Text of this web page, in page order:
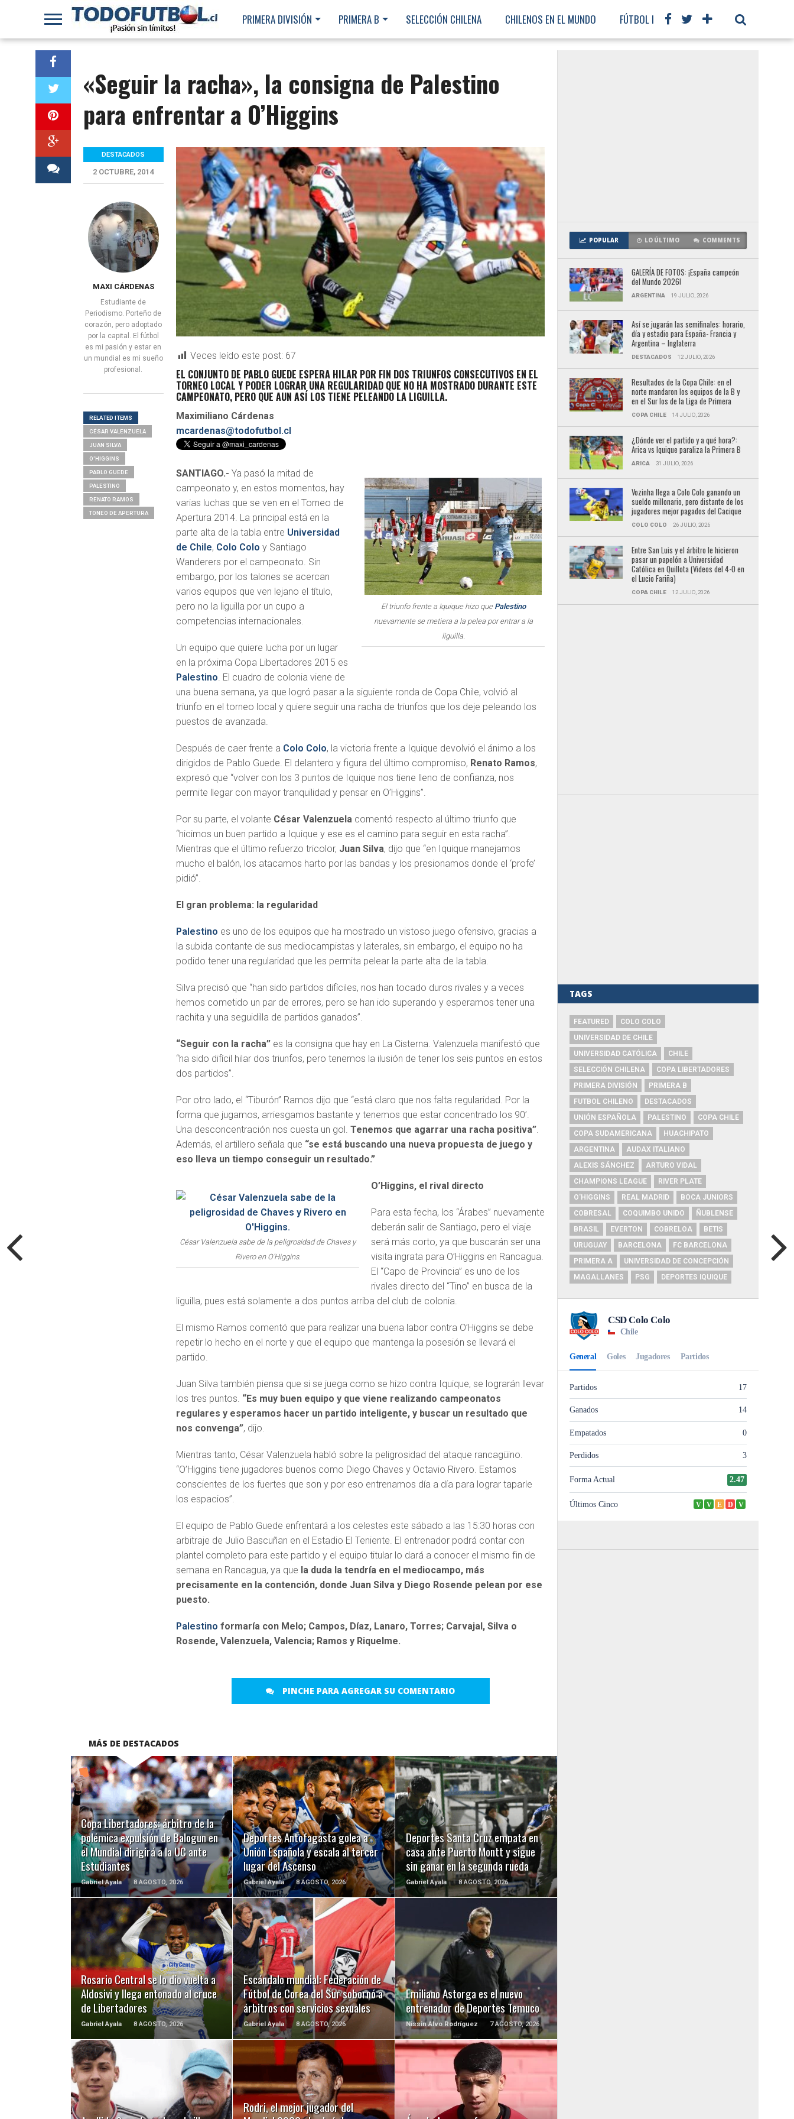
PRIMERA DIVISIÓN PRIMERA B SELECCIÓN CHILENA CHILENOS EN EL MUNDO FÚTBOL INTERNACIONAL
«Seguir la racha», la consigna de Palestino
para enfrentar a O’Higgins
Veces leído este post: 67
EL CONJUNTO DE PABLO GUEDE ESPERA HILAR POR FIN DOS TRIUNFOS CONSECUTIVOS EN EL
TORNEO LOCAL Y PODER LOGRAR UNA REGULARIDAD QUE NO HA MOSTRADO DURANTE ESTE
CAMPEONATO, PERO QUE AUN ASÍ LOS TIENE PELEANDO LA LIGUILLA.
Maximiliano Cárdenas
mcardenas@todofutbol.cl
El triunfo frente a Iquique hizo que Palestino
nuevamente se metiera a la pelea por entrar a la
liguilla.
SANTIAGO.-Ya pasó la mitad de
campeonato y, en estos momentos, hay
varias luchas que se ven en el Torneo de
Apertura 2014. La principal está en la
parte alta de la tabla entre Universidad
de Chile, Colo Colo y Santiago
Wanderers por el campeonato. Sin
embargo, por los talones se acercan
varios equipos que ven lejano el título,
pero no la liguilla por un cupo a
competencias internacionales.
Un equipo que quiere lucha por un lugar
en la próxima Copa Libertadores 2015 es
Palestino. El cuadro de colonia viene de
una buena semana, ya que logró pasar a la siguiente ronda de Copa Chile, volvió al
triunfo en el torneo local y quiere seguir una racha de triunfos que los deje peleando los
puestos de avanzada.
Después de caer frente a Colo Colo, la victoria frente a Iquique devolvió el ánimo a los
dirigidos de Pablo Guede. El delantero y figura del último compromiso, Renato Ramos,
expresó que “volver con los 3 puntos de Iquique nos tiene lleno de confianza, nos
permite llegar con mayor tranquilidad y pensar en O’Higgins”.
Por su parte, el volante César Valenzuela comentó respecto al último triunfo que
“hicimos un buen partido a Iquique y ese es el camino para seguir en esta racha”.
Mientras que el último refuerzo tricolor, Juan Silva, dijo que “en Iquique manejamos
mucho el balón, los atacamos harto por las bandas y los presionamos donde el ‘profe’
pidió”.
El gran problema: la regularidad
Palestino es uno de los equipos que ha mostrado un vistoso juego ofensivo, gracias a
la subida contante de sus mediocampistas y laterales, sin embargo, el equipo no ha
podido tener una regularidad que les permita pelear la parte alta de la tabla.
Silva precisó que “han sido partidos difíciles, nos han tocado duros rivales y a veces
hemos cometido un par de errores, pero se han ido superando y esperamos tener una
rachita y una seguidilla de partidos ganados”.
“Seguir con la racha” es la consigna que hay en La Cisterna. Valenzuela manifestó que
“ha sido difícil hilar dos triunfos, pero tenemos la ilusión de tener los seis puntos en estos
dos partidos”.
Por otro lado, el “Tiburón” Ramos dijo que “está claro que nos falta regularidad. Por la
forma que jugamos, arriesgamos bastante y tenemos que estar concentrado los 90’.
Una desconcentración nos cuesta un gol.Tenemos que agarrar una racha positiva”.
Además, el artillero señala que “se está buscando una nueva propuesta de juego y
eso lleva un tiempo conseguir un resultado.”
César Valenzuela sabe de la peligrosidad de Chaves y
Rivero en O’Higgins.
O’Higgins, el rival directo
Para esta fecha, los “Árabes” nuevamente
deberán salir de Santiago, pero el viaje
será más corto, ya que buscarán ser una
visita ingrata para O’Higgins en Rancagua.
El “Capo de Provincia” es uno de los
rivales directo del “Tino” en busca de la
liguilla, pues está solamente a dos puntos arriba del club de colonia.
El mismo Ramos comentó que para realizar una buena labor contra O’Higgins se debe
repetir lo hecho en el norte y que el equipo que mantenga la posesión se llevará el
partido.
Juan Silva también piensa que si se juega como se hizo contra Iquique, se lograrán llevar
los tres puntos. “Es muy buen equipo y que viene realizando campeonatos
regulares y esperamos hacer un partido inteligente, y buscar un resultado que
nos convenga”, dijo.
Mientras tanto, César Valenzuela habló sobre la peligrosidad del ataque rancagüino.
“O’Higgins tiene jugadores buenos como Diego Chaves y Octavio Rivero. Estamos
conscientes de los fuertes que son y por eso entrenamos día a día para lograr taparle
los espacios”.
El equipo de Pablo Guede enfrentará a los celestes este sábado a las 15:30 horas con
arbitraje de Julio Bascuñan en el Estadio El Teniente. El entrenador podrá contar con
plantel completo para este partido y el equipo titular lo dará a conocer el mismo fin de
semana en Rancagua, ya que la duda la tendría en el mediocampo, más
precisamente en la contención, donde Juan Silva y Diego Rosende pelean por ese
puesto.
Palestino formaría con Melo; Campos, Díaz, Lanaro, Torres; Carvajal, Silva o
Rosende, Valenzuela, Valencia; Ramos y Riquelme.
PINCHE PARA AGREGAR SU COMENTARIO
DESTACADOS
2 OCTUBRE, 2014
MAXI CÁRDENAS
Estudiante de
Periodismo. Porteño de
corazón, pero adoptado
por la capital. El fútbol
es mi pasión y estar en
un mundial es mi sueño
profesional.
RELATED ITEMS
CÉSAR VALENZUELA
JUAN SILVA
O'HIGGINS
PABLO GUEDE
PALESTINO
RENATO RAMOS
TONEO DE APERTURA
MÁS DE DESTACADOS
Copa Libertadores: árbitro de la
polémica expulsión de Balogun en
el Mundial dirigirá a la UC ante
Estudiantes
Gabriel Ayala 8 AGOSTO, 2026
LEER MÁS
Deportes Antofagasta golea a
Unión Española y escala al tercer
lugar del Ascenso
Gabriel Ayala 8 AGOSTO, 2026
LEER MÁS
Deportes Santa Cruz empata en
casa ante Puerto Montt y sigue
sin ganar en la segunda rueda
Gabriel Ayala 8 AGOSTO, 2026
LEER MÁS
Rosario Central se lo dio vuelta a
Aldosivi y llega entonado al cruce
de Libertadores
Gabriel Ayala 8 AGOSTO, 2026
LEER MÁS
Escándalo mundial: Federación de
Fútbol de Corea del Sur sobornó a
árbitros con servicios sexuales
Gabriel Ayala 8 AGOSTO, 2026
LEER MÁS
Emiliano Astorga es el nuevo
entrenador de Deportes Temuco
Nissin Alvo Rodríguez 7 AGOSTO, 2026
LEER MÁS
LEER MÁS
Rodri, el mejor jugador del
LEER MÁS LEER MÁS
POPULAR LO ÚLTIMO COMMENTS
GALERÍA DE FOTOS: ¡España campeón
del Mundo 2026!
ARGENTINA 19 JULIO, 2026
Así se jugarán las semifinales: horario,
día y estadio para España- Francia y
Argentina – Inglaterra
DESTACADOS 12 JULIO, 2026
Resultados de la Copa Chile: en el
norte mandaron los equipos de la B y
en el Sur los de la Liga de Primera
COPA CHILE 14 JULIO, 2026
¿Dónde ver el partido y a qué hora?:
Arica vs Iquique paraliza la Primera B
ARICA 31 JULIO, 2026
Vozinha llega a Colo Colo ganando un
sueldo millonario, pero distante de los
jugadores mejor pagados del Cacique
COLO COLO 26 JULIO, 2026
Entre San Luis y el árbitro le hicieron
pasar un papelón a Universidad
Católica en Quillota (Videos del 4-0 en
el Lucio Fariña)
COPA CHILE 12 JULIO, 2026
TAGS
FEATURED
COLO COLO
UNIVERSIDAD DE CHILE
UNIVERSIDAD CATÓLICA
CHILE
SELECCIÓN CHILENA
COPA LIBERTADORES
PRIMERA DIVISIÓN
PRIMERA B
FUTBOL CHILENO
DESTACADOS
UNIÓN ESPAÑOLA
PALESTINO
COPA CHILE
COPA SUDAMERICANA
HUACHIPATO
ARGENTINA
AUDAX ITALIANO
ALEXIS SÁNCHEZ
ARTURO VIDAL
CHAMPIONS LEAGUE
RIVER PLATE
O'HIGGINS
REAL MADRID
BOCA JUNIORS
COBRESAL
COQUIMBO UNIDO
ÑUBLENSE
BRASIL
EVERTON COBRELOA
BETIS
URUGUAY
BARCELONA
FC BARCELONA
PRIMERA A
UNIVERSIDAD DE CONCEPCIÓN
MAGALLANES
PSG DEPORTES IQUIQUE